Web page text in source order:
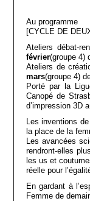
Au programme
[CYCLE DE
Ateliers débat-
février(groupe 4)
Ateliers de
mars(groupe 4)
Porté par la
Canopé de
d’impression 3D
Les inventions
la place de la
Les avancées
rendront-elles
les us et
réelle pour
En gardant à
Femme de